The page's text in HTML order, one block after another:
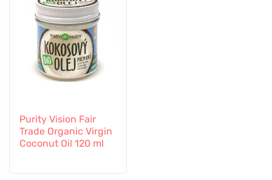
Purity Vision Fair
Trade Organic Virgin
Coconut Oil 120 ml